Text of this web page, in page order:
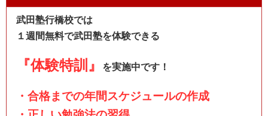
武田塾行橋校では
１週間無料で武田塾を体験できる
『体験特訓』 を実施中です！
・合格までの年間スケジュールの作成